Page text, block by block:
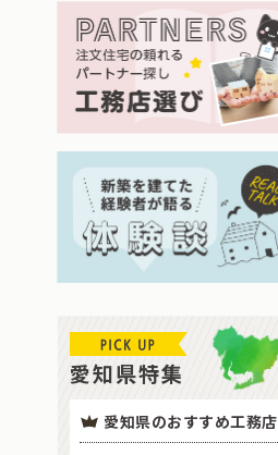
愛知県特集
愛知県のおすすめ工務店